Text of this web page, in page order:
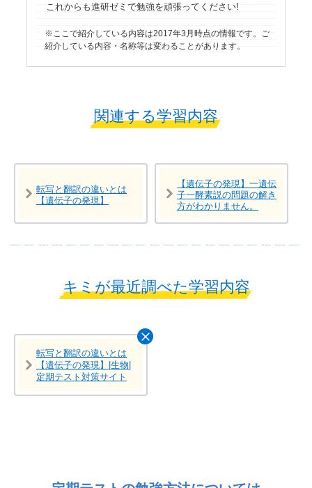
これからも進研ゼミで勉強を頑張ってください!
ここで紹介している内容は2017年3月時点の情報です。ご
紹介している内容・名称等は変わることがあります。
関連する学習内容
転写と翻訳の違いとは
【遺伝子の発現】
【遺伝子の発現】一遺伝
子一酵素説の問題の解き
方がわかりません。
キミが最近調べた学習内容
転写と翻訳の違いとは
【遺伝子の発現】|生物|
定期テスト対策サイト